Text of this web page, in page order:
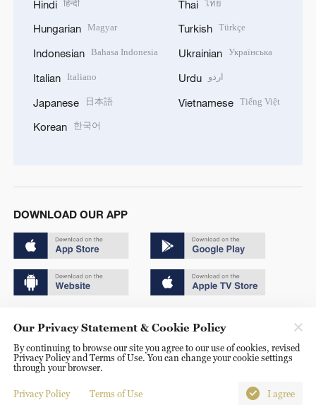
Hindi हिन्दी
Hungarian Magyar
Indonesian Bahasa Indonesia
Italian Italiano
Japanese 日本語
Korean 한국어
Thai ไทย
Turkish Türkçe
Ukrainian Українська
Urdu اردو
Vietnamese Tiếng Việt
DOWNLOAD OUR APP
京ICP备20000184号
京公网安备 11010502050052号
Disinformation report hotline: 010-85061466
Our Privacy Statement & Cookie Policy
By continuing to browse our site you agree to our use of cookies, revised
Privacy Policy and Terms of Use. You can change your cookie settings
through your browser.
Privacy Policy Terms of Use I agree